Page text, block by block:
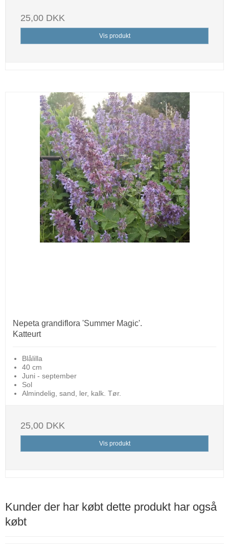
25,00 DKK
Vis produkt
Nepeta grandiflora 'Summer Magic'.
Katteurt
Blålilla
40 cm
Juni - september
Sol
Almindelig, sand, ler, kalk. Tør.
25,00 DKK
Vis produkt
Kunder der har købt dette produkt har også
købt